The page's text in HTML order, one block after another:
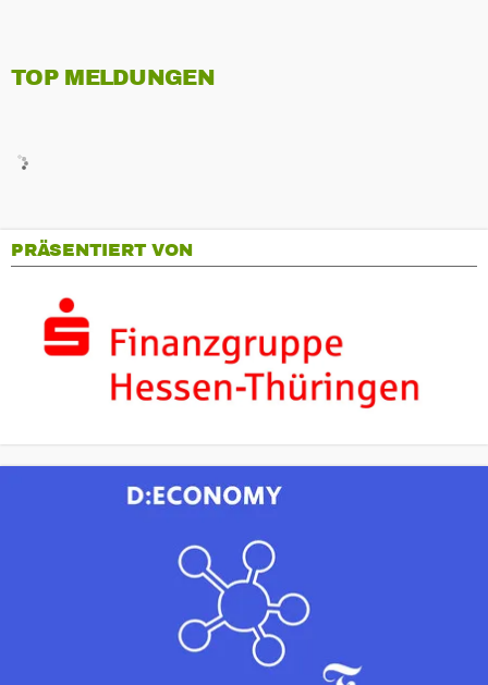
TOP MELDUNGEN
PRÄSENTIERT VON